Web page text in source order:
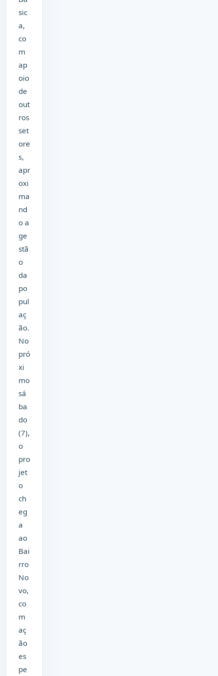
sic
a,
co
m
ap
oio
de
out
ros
set
ore
s,
apr
oxi
ma
nd
o a
ge
stã
o
da
po
pul
aç
ão.
No
pró
xi
mo
sá
ba
do
(7),
o
pro
jet
o
ch
eg
a
ao
Bai
rro
No
vo,
co
m
aç
ão
es
pe